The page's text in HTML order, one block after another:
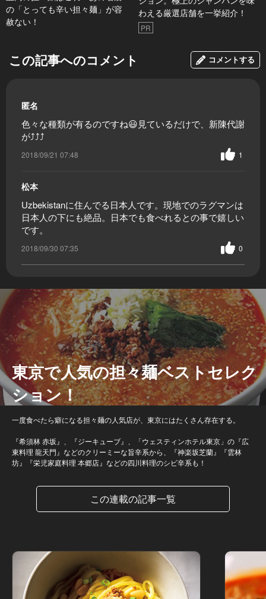
の「とっても辛い担々麺」が容
赦ない！
わえる厳選店舗を一挙紹介！
PR
この記事へのコメント コメントする
匿名
色々な種類が有るのですね😃見ているだけで、新陳代謝
が⤴⤴⤴
2018/09/21 07:48 1
松本
Uzbekistanに住んでる日本人です。現地でのラグマンは
日本人の下にも絶品。日本でも食べれるとの事で嬉しい
です。
2018/09/30 07:35 0
東京で人気の担々麺ベストセレク
ション！
一度食べたら癖になる担々麺の人気店が、東京にはたくさん存在する。
『希須林 赤坂』、『ジーキューブ』、「ウェスティンホテル東京」の『広
東料理 龍天門』などのクリーミーな旨辛系から、『神楽坂芝蘭』『雲林
坊』『栄児家庭料理 本郷店』などの四川料理のシビ辛系も！
この連載の記事一覧